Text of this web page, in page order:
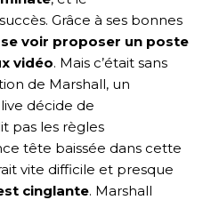
Grâce à ses bonnes
voir proposer un poste
vidéo. Mais c’était sans
de Marshall, un
décide de
pas les règles
tête baissée dans cette
vite difficile et presque
cinglante. Marshall